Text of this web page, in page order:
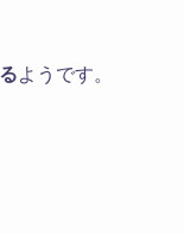
ようです。